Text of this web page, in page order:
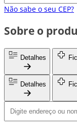
Não sabe o seu CEP?
Sobre o
Detalhes
Detalhes